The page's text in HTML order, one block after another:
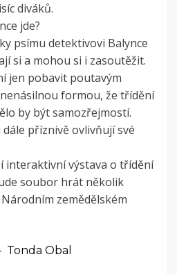
diváků.
jde?
psímu detektivovi Balynce
si a mohou si i zasoutěžit.
jen pobavit poutavým
formou, že třídění
by být samozřejmostí.
příznivě ovlivňují své
interaktivní výstava o třídění
soubor hrát několik
zemědělském
Obal